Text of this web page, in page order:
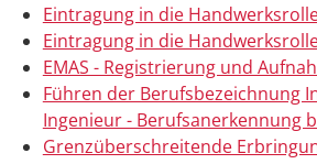
Eintragung in die
Eintragung in die
EMAS - Registrierung und
Führen der Berufsbezeichnung
Ingenieur - Berufsanerkennung
Grenzüberschreitende